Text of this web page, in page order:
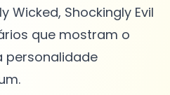
Wicked, Shockingly Evil
que mostram o
personalidade